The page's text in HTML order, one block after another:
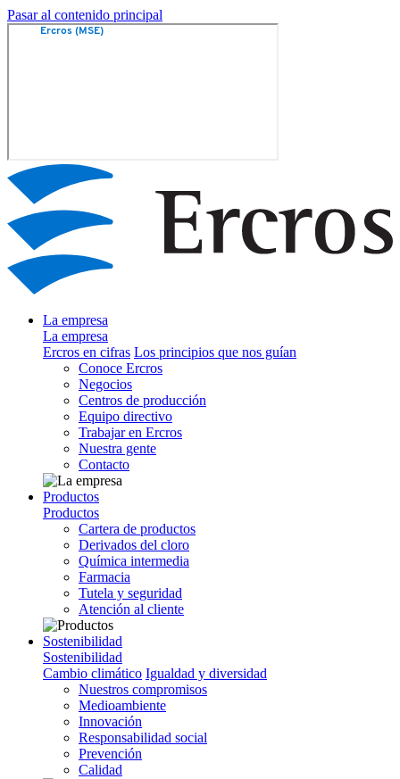
Pasar al contenido principal
La empresa
La empresa
Ercros en cifras Los principios que nos guían
Conoce Ercros
Negocios
Centros de producción
Equipo directivo
Trabajar en Ercros
Nuestra gente
Contacto
Productos
Productos
Cartera de productos
Derivados del cloro
Química intermedia
Farmacia
Tutela y seguridad
Atención al cliente
Sostenibilidad
Sostenibilidad
Cambio climático Igualdad y diversidad
Nuestros compromisos
Medioambiente
Innovación
Responsabilidad social
Prevención
Calidad